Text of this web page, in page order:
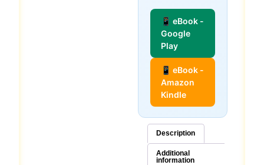
📱 eBook -
Google
Play
📱 eBook -
Amazon
Kindle
Description
Additional
information